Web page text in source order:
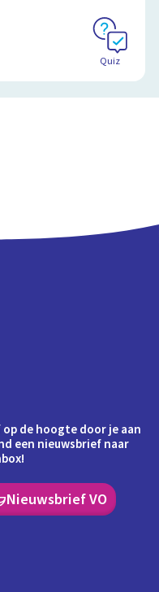
Quiz
de hoogte door je aan
een nieuwsbrief naar
Nieuwsbrief VO